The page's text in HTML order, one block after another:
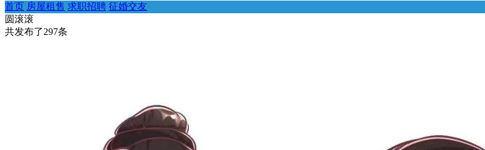
首页 房屋租售 求职招聘 征婚交友
圆滚滚
共发布了297条